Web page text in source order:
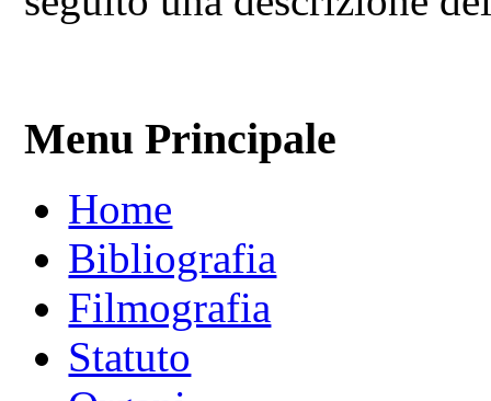
Menu Principale
Home
Bibliografia
Filmografia
Statuto